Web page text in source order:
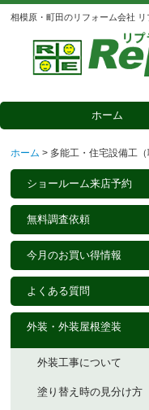
相模原・町田のリフォーム会社 リ
ホーム
ホーム 多能工・住宅設備工
ショールーム来店予約
無料調査依頼
今月のお買い得情報
よくある質問
外装・外装屋根塗装
外装工事について
塗り替え時の見分け方